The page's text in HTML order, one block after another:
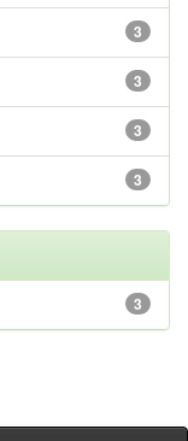
3
3
3
3
3